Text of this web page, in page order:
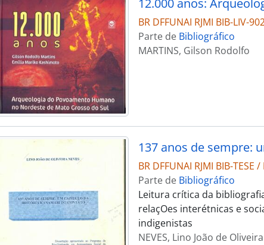
BR DFFUNAI RJMI BIB-LIV-
Parte de Bibliográfico
MARTINS, Gilson Rodolfo
137 anos de sempre:
BR DFFUNAI RJMI BIB-TESE
Parte de Bibliográfico
Leitura crítica da
relaçOes interétnicas e
indigenistas
NEVES, Lino João de Oliveira